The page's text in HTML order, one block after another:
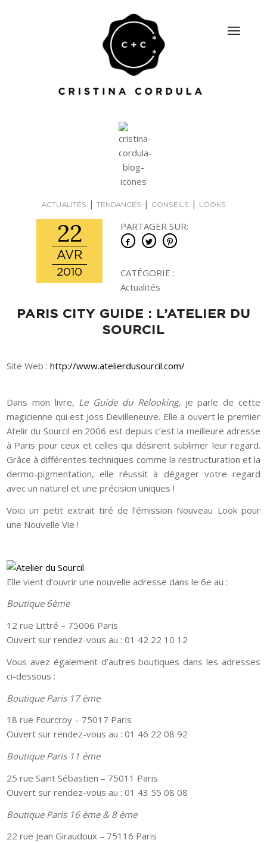
ACTUALITÉS | TENDANCES | CONSEILS | LOOKS
22
AVR
2010
PARTAGER SUR:
CATÉGORIE :
Actualités
PARIS CITY GUIDE : L’ATELIER DU
SOURCIL
Site Web :http://www.atelierdusourcil.com/
Dans mon livre, Le Guide du Relooking, je parle de cette
magicienne qui est Joss Devilleneuve. Elle a ouvert le premier
Atelir du Sourcil en 2006 est depuis c’est la meilleure adresse
à Paris pour ceux et celles qui désirent sublimer leur regard.
Grâce à différentes techniques comme la restructuration et la
dermo-pigmentation, elle réussit à dégager votre regard
avec un naturel et une précision uniques !
Voici un petit extrait tiré de l’émission Nouveau Look pour
une Nouvelle Vie !
Elle vient d’ouvrir une nouvelle adresse dans le 6e au :
Boutique 6ème
12 rue Littré – 75006 Paris
Ouvert sur rendez-vous au : 01 42 22 10 12
Vous avez également d’autres boutiques dans les adresses
ci-dessous :
Boutique Paris 17 ème
18 rue Fourcroy – 75017 Paris
Ouvert sur rendez-vous au : 01 46 22 08 92
Boutique Paris 11 ème
25 rue Saint Sébastien – 75011 Paris
Ouvert sur rendez-vous au : 01 43 55 08 08
Boutique Paris 16 ème & 8 ème
22 rue Jean Giraudoux – 75116 Paris